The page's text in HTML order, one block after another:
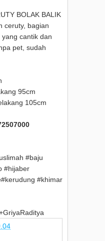
BOLAK BALIK
ceruty, bagian
cantik dan
pet, sudah
95cm
105cm
#baju
#hijaber
#khimar